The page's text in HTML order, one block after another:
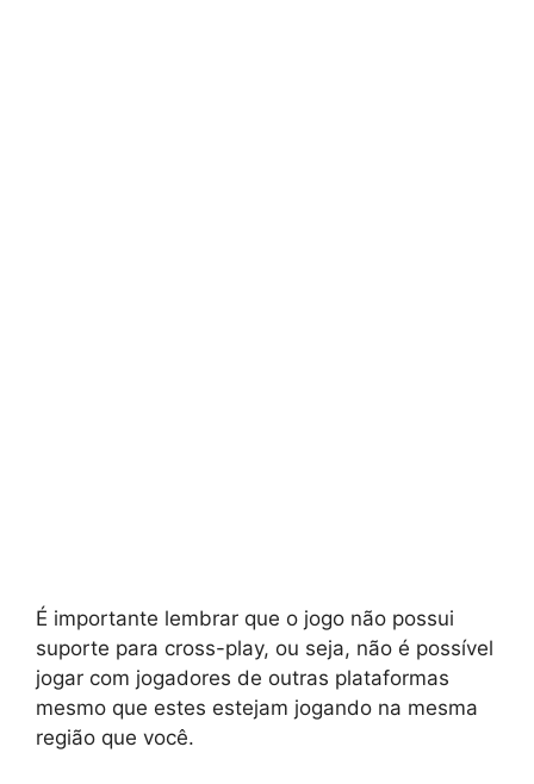
É importante lembrar que o jogo não possui
suporte para cross-play, ou seja, não é possível
jogar com jogadores de outras plataformas
mesmo que estes estejam jogando na mesma
região que você.